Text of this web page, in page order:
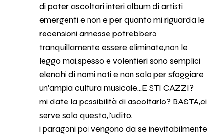
di poter ascoltari interi album di artisti
emergenti e non e per quanto mi riguarda le
recensioni annesse potrebbero
tranquillamente essere eliminate,non le
leggo mai,spesso e volentieri sono semplici
elenchi di nomi noti e non solo per sfoggiare
un'ampia cultura musicale...E STI CAZZI?
mi date la possibilità di ascoltarlo? BASTA,ci
serve solo questo,l'udito.
i paragoni poi vengono da se inevitabilmente